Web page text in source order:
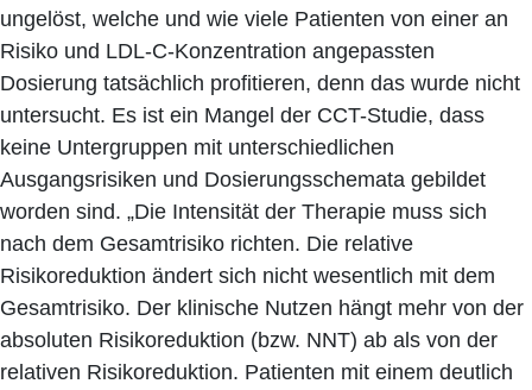
ungelöst, welche und wie viele Patienten von einer an
Risiko und LDL-C-Konzentration angepassten
Dosierung tatsächlich profitieren, denn das wurde nicht
untersucht. Es ist ein Mangel der CCT-Studie, dass
keine Untergruppen mit unterschiedlichen
Ausgangsrisiken und Dosierungsschemata gebildet
worden sind. „Die Intensität der Therapie muss sich
nach dem Gesamtrisiko richten. Die relative
Risikoreduktion ändert sich nicht wesentlich mit dem
Gesamtrisiko. Der klinische Nutzen hängt mehr von der
absoluten Risikoreduktion (bzw. NNT) ab als von der
relativen Risikoreduktion. Patienten mit einem deutlich